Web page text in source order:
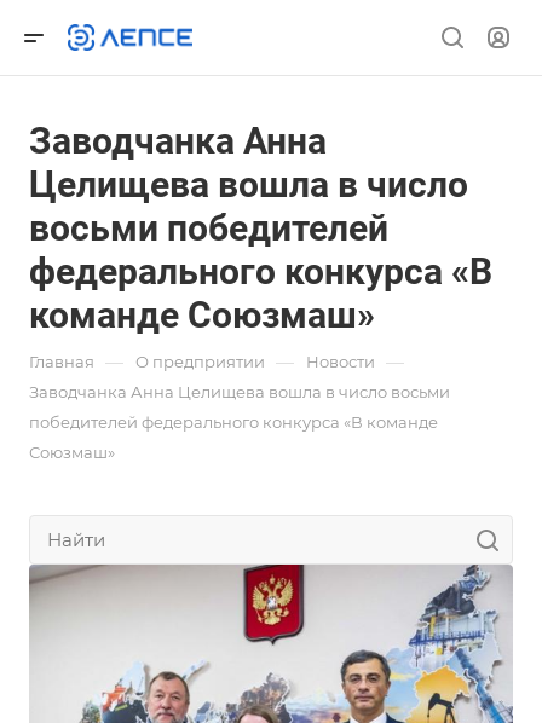
Заводчанка Анна
Целищева вошла в число
восьми победителей
федерального конкурса «В
команде Союзмаш»
Главная — О предприятии — Новости —
Заводчанка Анна Целищева вошла в число восьми
победителей федерального конкурса «В команде
Союзмаш»